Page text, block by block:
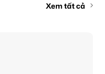
Xem tất cả